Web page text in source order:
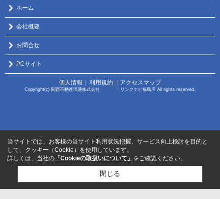
ホーム
会社概要
お問合せ
PCサイト
個人情報 ｜ 利用規約 ｜ アクセスマップ
Copyright(c) 関西不動産流通株式会社 リンクナビ福島店 All rights reserved.
当サイトでは、お客様の当サイト利用状況把握、サービス向上検討を目的と
して、クッキー（Cookie）を使用しています。
詳しくは、当社の 「Cookieの取扱いについて」 をご確認ください。
閉じる